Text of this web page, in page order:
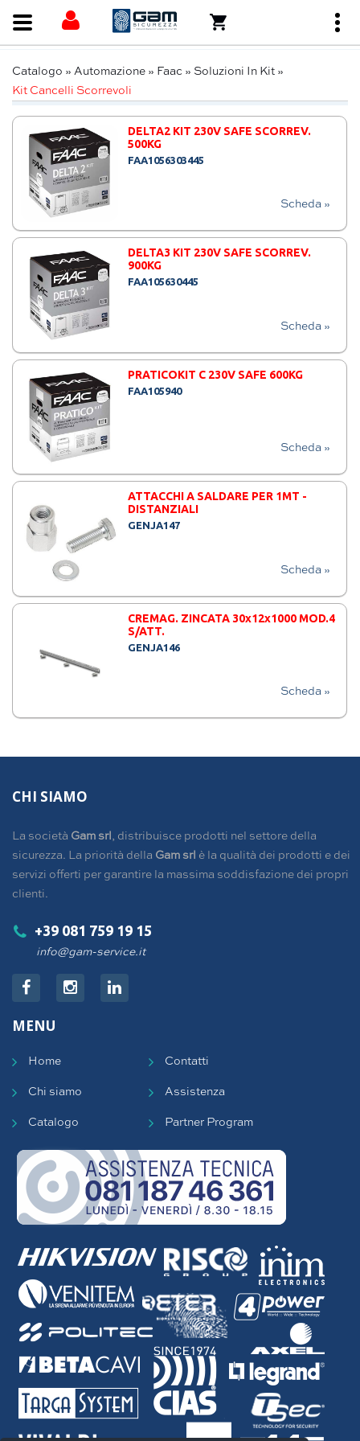
Catalogo » Automazione » Faac » Soluzioni In Kit »
Kit Cancelli Scorrevoli
DELTA2 KIT 230V SAFE SCORREV.
500KG
FAA1056303445
Scheda »
DELTA3 KIT 230V SAFE SCORREV.
900KG
FAA105630445
Scheda »
PRATICOKIT C 230V SAFE 600KG
FAA105940
Scheda »
ATTACCHI A SALDARE PER 1MT -
DISTANZIALI
GENJA147
Scheda »
CREMAG. ZINCATA 30x12x1000 MOD.4
S/ATT.
GENJA146
Scheda »
CHI SIAMO
La società Gam srl , distribuisce prodotti nel settore della
sicurezza. La priorità della Gam srl è la qualità dei prodotti e dei
servizi offerti per garantire la massima soddisfazione dei propri
clienti.
+39 081 759 19 15
info@gam-service.it
MENU
Home
Chi siamo
Catalogo
Contatti
Assistenza
Partner Program